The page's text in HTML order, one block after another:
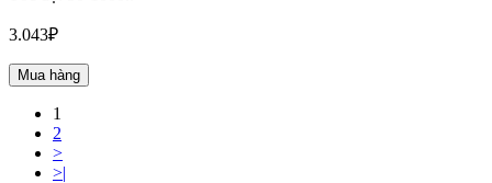
3.043₽
Mua hàng
1
2
>
>|